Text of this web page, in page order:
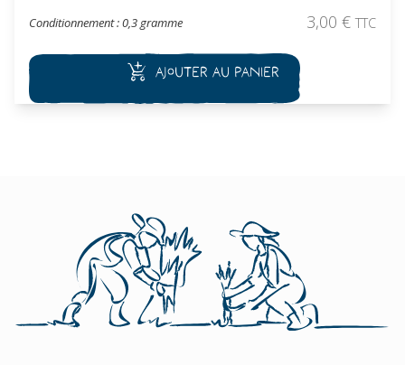
130 jours après plantation). Elle se conserve très bien après
récolte surtout si on lui laisse quelques feuilles à la base.
Conditionnement : 0,3 gramme 3,00 € TTC
Ajouter au panier